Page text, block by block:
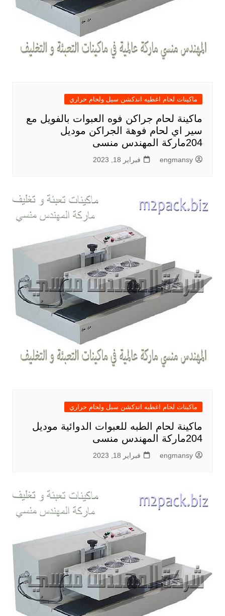
ماكينات لحام اغطيه اندكشن سيل ولحام حراري
ماكينة لحام جراكن فوه العبوات بالفويل مع
سير اي لحام فوهة الجراكن موديل
204ماركة المهندس منسى
engmansy فبراير 18, 2023
ماكينات لحام اغطيه اندكشن سيل ولحام حراري
ماكينة لحام الطبه للعبوات الدوائية موديل
204ماركة المهندس منسى
engmansy فبراير 18, 2023